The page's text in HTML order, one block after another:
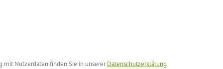
Nutzerdaten finden Sie in unsererDatenschutzerklärung